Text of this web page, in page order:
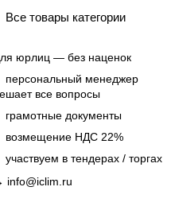
Все товары категории
юрлиц — без наценок
персональный менеджер
все вопросы
грамотные документы
возмещение НДС 22%
участвуем в тендерах / торгах
info@iclim.ru